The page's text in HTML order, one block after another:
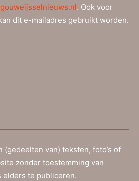
. Ook voor
dit e-mailadres gebruikt worden.
(gedeelten van) teksten, foto’s of
zonder toestemming van
elders te publiceren.